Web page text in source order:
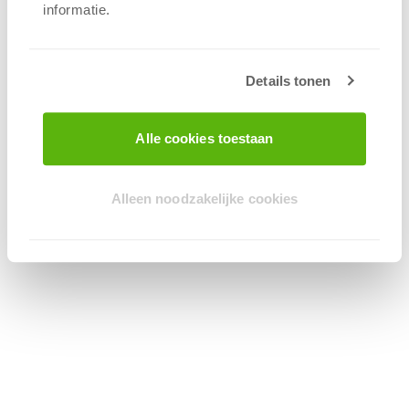
informatie.
Details tonen
Alle cookies toestaan
Alleen noodzakelijke cookies